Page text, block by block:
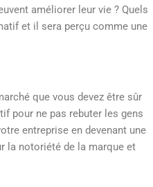
améliorer leur vie ? Quels
et il sera perçu comme une
que vous devez être sûr
pour ne pas rebuter les gens
entreprise en devenant une
la notoriété de la marque et